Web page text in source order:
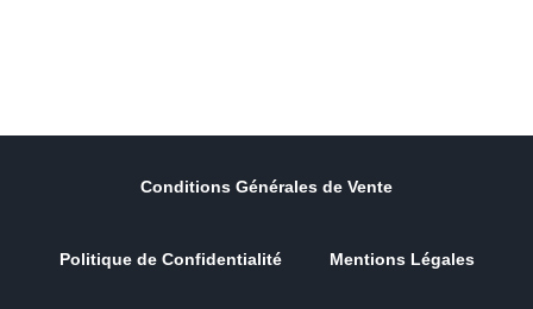
Conditions Générales de Vente
Politique de Confidentialité Mentions Légales